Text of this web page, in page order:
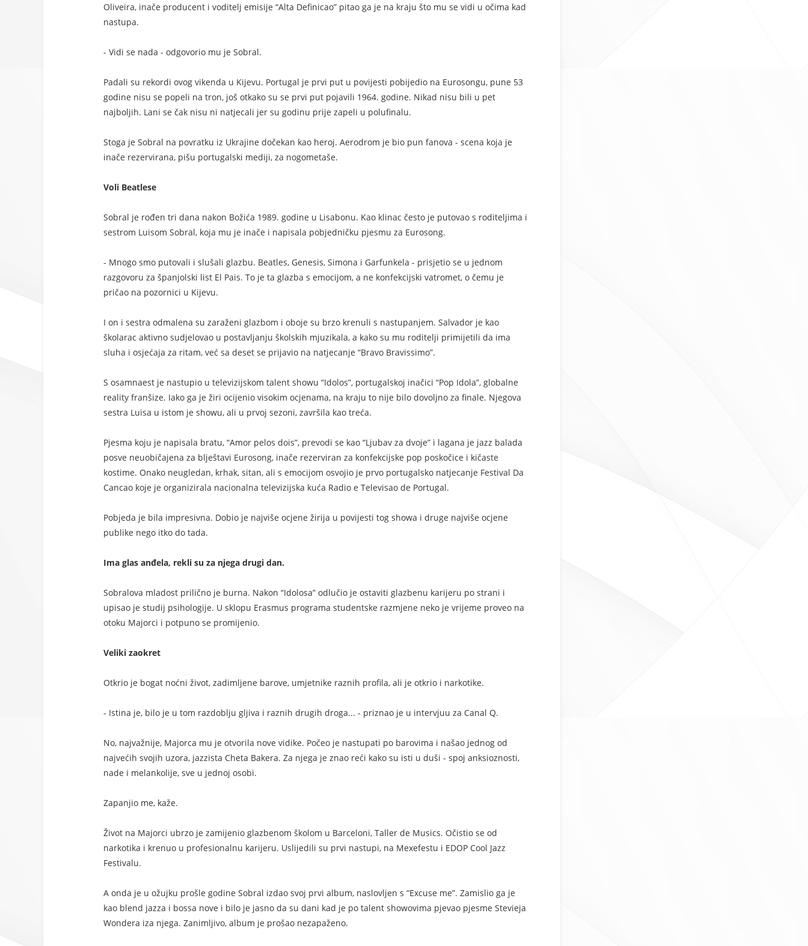
Oliveira, inače producent i voditelj emisije “Alta Definicao” pitao ga je na kraju što mu se vidi u očima kad
nastupa.
- Vidi se nada - odgovorio mu je Sobral.
Padali su rekordi ovog vikenda u Kijevu. Portugal je prvi put u povijesti pobijedio na Eurosongu, pune 53
godine nisu se popeli na tron, još otkako su se prvi put pojavili 1964. godine. Nikad nisu bili u pet
najboljih. Lani se čak nisu ni natjecali jer su godinu prije zapeli u polufinalu.
Stoga je Sobral na povratku iz Ukrajine dočekan kao heroj. Aerodrom je bio pun fanova - scena koja je
inače rezervirana, pišu portugalski mediji, za nogometaše.
Voli Beatlese
Sobral je rođen tri dana nakon Božića 1989. godine u Lisabonu. Kao klinac često je putovao s roditeljima i
sestrom Luisom Sobral, koja mu je inače i napisala pobjedničku pjesmu za Eurosong.
- Mnogo smo putovali i slušali glazbu. Beatles, Genesis, Simona i Garfunkela - prisjetio se u jednom
razgovoru za španjolski list El Pais. To je ta glazba s emocijom, a ne konfekcijski vatromet, o čemu je
pričao na pozornici u Kijevu.
I on i sestra odmalena su zaraženi glazbom i oboje su brzo krenuli s nastupanjem. Salvador je kao
školarac aktivno sudjelovao u postavljanju školskih mjuzikala, a kako su mu roditelji primijetili da ima
sluha i osjećaja za ritam, već sa deset se prijavio na natjecanje “Bravo Bravissimo”.
S osamnaest je nastupio u televizijskom talent showu “Idolos”, portugalskoj inačici “Pop Idola”, globalne
reality franšize. Iako ga je žiri ocijenio visokim ocjenama, na kraju to nije bilo dovoljno za finale. Njegova
sestra Luisa u istom je showu, ali u prvoj sezoni, završila kao treća.
Pjesma koju je napisala bratu, “Amor pelos dois”, prevodi se kao “Ljubav za dvoje” i lagana je jazz balada
posve neuobičajena za blještavi Eurosong, inače rezerviran za konfekcijske pop poskočice i kičaste
kostime. Onako neugledan, krhak, sitan, ali s emocijom osvojio je prvo portugalsko natjecanje Festival Da
Cancao koje je organizirala nacionalna televizijska kuća Radio e Televisao de Portugal.
Pobjeda je bila impresivna. Dobio je najviše ocjene žirija u povijesti tog showa i druge najviše ocjene
publike nego itko do tada.
Ima glas anđela, rekli su za njega drugi dan.
Sobralova mladost prilično je burna. Nakon “Idolosa” odlučio je ostaviti glazbenu karijeru po strani i
upisao je studij psihologije. U sklopu Erasmus programa studentske razmjene neko je vrijeme proveo na
otoku Majorci i potpuno se promijenio.
Veliki zaokret
Otkrio je bogat noćni život, zadimljene barove, umjetnike raznih profila, ali je otkrio i narkotike.
- Istina je, bilo je u tom razdoblju gljiva i raznih drugih droga... - priznao je u intervjuu za Canal Q.
No, najvažnije, Majorca mu je otvorila nove vidike. Počeo je nastupati po barovima i našao jednog od
najvećih svojih uzora, jazzista Cheta Bakera. Za njega je znao reći kako su isti u duši - spoj anksioznosti,
nade i melankolije, sve u jednoj osobi.
Zapanjio me, kaže.
Život na Majorci ubrzo je zamijenio glazbenom školom u Barceloni, Taller de Musics. Očistio se od
narkotika i krenuo u profesionalnu karijeru. Uslijedili su prvi nastupi, na Mexefestu i EDOP Cool Jazz
Festivalu.
A onda je u ožujku prošle godine Sobral izdao svoj prvi album, naslovljen s “Excuse me”. Zamislio ga je
kao blend jazza i bossa nove i bilo je jasno da su dani kad je po talent showovima pjevao pjesme Stevieja
Wondera iza njega. Zanimljivo, album je prošao nezapaženo.